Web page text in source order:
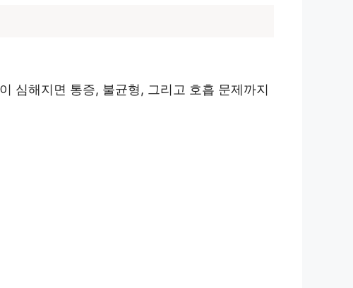
심해지면 통증, 불균형, 그리고 호흡 문제까지